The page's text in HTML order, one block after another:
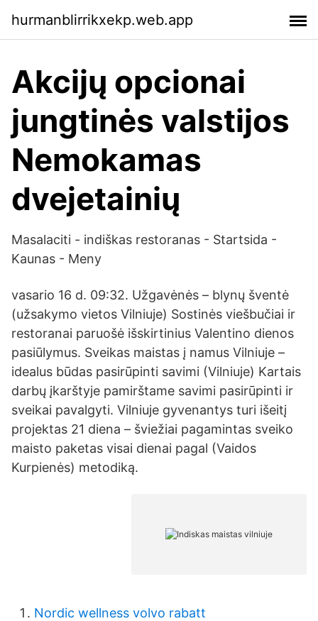
hurmanblirrikxekp.web.app
Akcijų opcionai
jungtinės valstijos
Nemokamas
dvejetainių
Masalaciti - indiškas restoranas - Startsida -
Kaunas - Meny
vasario 16 d. 09:32. Užgavėnės – blynų šventė
(užsakymo vietos Vilniuje) Sostinės viešbučiai ir
restoranai paruošė išskirtinius Valentino dienos
pasiūlymus. Sveikas maistas į namus Vilniuje –
idealus būdas pasirūpinti savimi (Vilniuje) Kartais
darbų įkarštyje pamirštame savimi pasirūpinti ir
sveikai pavalgyti. Vilniuje gyvenantys turi išeitį
projektas 21 diena – šviežiai pagamintas sveiko
maisto paketas visai dienai pagal (Vaidos
Kurpienės) metodiką.
Nordic wellness volvo rabatt